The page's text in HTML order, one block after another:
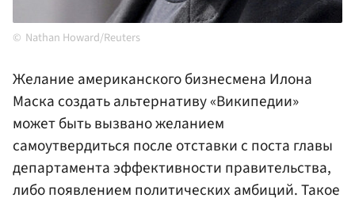
Nathan Howard/Reuters
Желание американского бизнесмена Илона
Маска создать альтернативу «Википедии»
может быть вызвано желанием
самоутвердиться после отставки с поста главы
департамента эффективности правительства,
либо появлением политических амбиций. Такое